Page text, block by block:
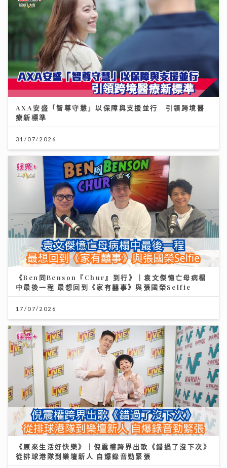
AXA安盛「智尊守慧」以保障與支援並行 引領跨境醫
療新標準
31/07/2026
《Ben同Benson『Chur』到行》｜袁文傑憶亡母病榻
中最後一程 最想回到《家有囍事》與張國榮Selfie
17/07/2026
《原來生活好快樂》｜倪震權跨界出歌《錯過了沒下次》
從排球港隊到樂壇新人 自爆錄音勁緊張